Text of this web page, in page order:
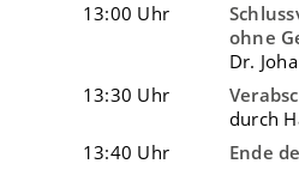
13:00 Uhr
ohne
Dr.
13:30 Uhr
durch
13:40 Uhr
Ende